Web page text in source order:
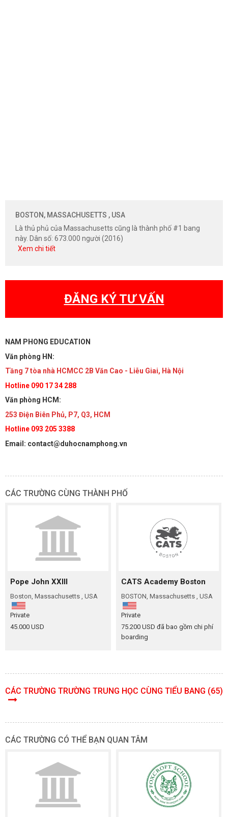
BOSTON, MASSACHUSETTS , USA
Là thủ phủ của Massachusetts cũng là thành phố #1 bang
này. Dân số: 673.000 người (2016)
Xem chi tiết
ĐĂNG KÝ TƯ VẤN
NAM PHONG EDUCATION
Văn phòng HN:
Tầng 7 tòa nhà HCMCC 2B Văn Cao - Liễu Giai, Hà Nội
Hotline 090 17 34 288
Văn phòng HCM:
253 Điện Biên Phủ, P7, Q3, HCM
Hotline 093 205 3388
Email: contact@duhocnamphong.vn
CÁC TRƯỜNG CÙNG THÀNH PHỐ
Pope John XXIII
Boston, Massachusetts , USA
Private
45.000 USD
CATS Academy Boston
BOSTON, Massachusetts , USA
Private
75.200 USD đã bao gồm chi phí
boarding
CÁC TRƯỜNG TRƯỜNG TRUNG HỌC CÙNG TIỂU BANG (65)
CÁC TRƯỜNG CÓ THỂ BẠN QUAN TÂM